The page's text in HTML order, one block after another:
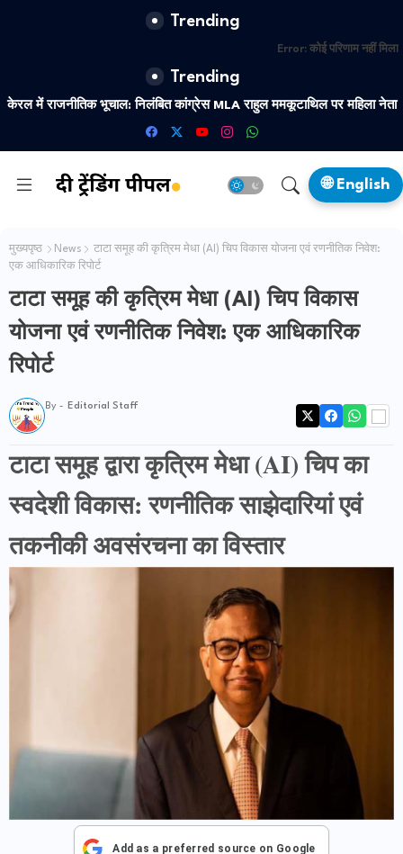
Trending
Error: कोई परिणाम नहीं मिला
Trending
केरल में राजनीतिक भूचाल: निलंबित कांग्रेस MLA राहुल ममकूटाथिल पर महिला नेता
का नया यौन शोषण आरोप
🌐 English
मुख्यपृष्ठ News
टाटा समूह की कृत्रिम मेधा (AI) चिप विकास योजना एवं रणनीतिक निवेश:
एक आधिकारिक रिपोर्ट
टाटा समूह की कृत्रिम मेधा (AI) चिप विकास
योजना एवं रणनीतिक निवेश: एक आधिकारिक
रिपोर्ट
By - Editorial Staff
टाटा समूह द्वारा कृत्रिम मेधा (AI) चिप का
स्वदेशी विकास: रणनीतिक साझेदारियां एवं
तकनीकी अवसंरचना का विस्तार
Add as a preferred source on Google